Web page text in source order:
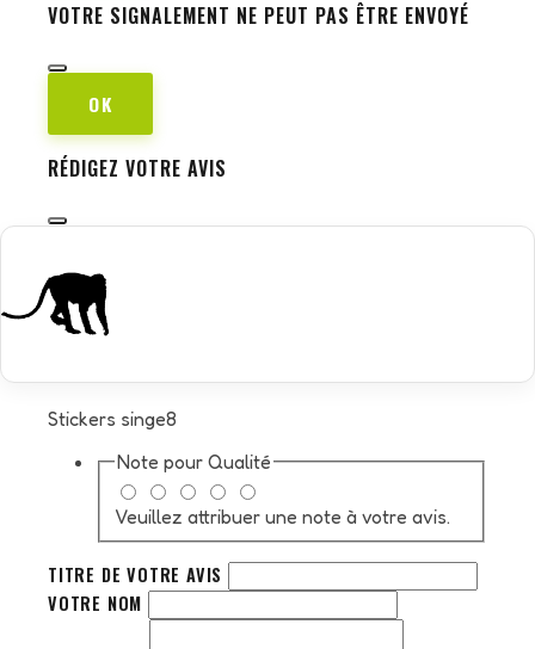
VOTRE SIGNALEMENT NE PEUT PAS ÊTRE ENVOYÉ
OK
RÉDIGEZ VOTRE AVIS
Stickers singe8
Note pour Qualité
Veuillez attribuer une note à votre avis.
TITRE DE VOTRE AVIS
VOTRE NOM